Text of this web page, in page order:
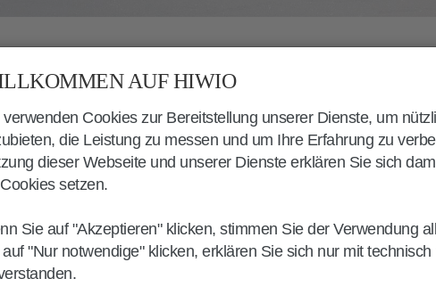
PUFLATSCH
auf den Puflatschnimmt an der
Alm-Bahnin Compatsch ihren Anfang.
der Kabinenbahn, dem Bus oder dem Auto
kann man allerdings nur bis 9 Uhr und nach
2022).
folgt man dem breiten
AUF HIWIO
verwenden Cookies zur Bereitstellung unserer Dienste, um
die Leistung zu messen und um Ihre Erfahrung zu
dieser Webseite und unserer Dienste erklären Sie sich
setzen.
Sie auf "Akzeptieren" klicken, stimmen Sie der Verwendung
auf "Nur notwendige" klicken, erklären Sie sich nur mit